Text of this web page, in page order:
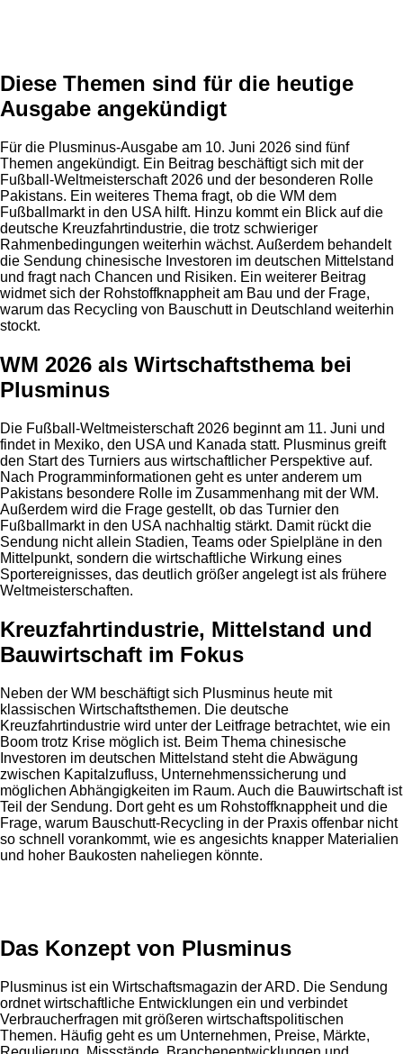
Diese Themen sind für die heutige
Ausgabe angekündigt
Für die Plusminus-Ausgabe am 10. Juni 2026 sind fünf
Themen angekündigt. Ein Beitrag beschäftigt sich mit der
Fußball-Weltmeisterschaft 2026 und der besonderen Rolle
Pakistans. Ein weiteres Thema fragt, ob die WM dem
Fußballmarkt in den USA hilft. Hinzu kommt ein Blick auf die
deutsche Kreuzfahrtindustrie, die trotz schwieriger
Rahmenbedingungen weiterhin wächst. Außerdem behandelt
die Sendung chinesische Investoren im deutschen Mittelstand
und fragt nach Chancen und Risiken. Ein weiterer Beitrag
widmet sich der Rohstoffknappheit am Bau und der Frage,
warum das Recycling von Bauschutt in Deutschland weiterhin
stockt.
WM 2026 als Wirtschaftsthema bei
Plusminus
Die Fußball-Weltmeisterschaft 2026 beginnt am 11. Juni und
findet in Mexiko, den USA und Kanada statt. Plusminus greift
den Start des Turniers aus wirtschaftlicher Perspektive auf.
Nach Programminformationen geht es unter anderem um
Pakistans besondere Rolle im Zusammenhang mit der WM.
Außerdem wird die Frage gestellt, ob das Turnier den
Fußballmarkt in den USA nachhaltig stärkt. Damit rückt die
Sendung nicht allein Stadien, Teams oder Spielpläne in den
Mittelpunkt, sondern die wirtschaftliche Wirkung eines
Sportereignisses, das deutlich größer angelegt ist als frühere
Weltmeisterschaften.
Kreuzfahrtindustrie, Mittelstand und
Bauwirtschaft im Fokus
Neben der WM beschäftigt sich Plusminus heute mit
klassischen Wirtschaftsthemen. Die deutsche
Kreuzfahrtindustrie wird unter der Leitfrage betrachtet, wie ein
Boom trotz Krise möglich ist. Beim Thema chinesische
Investoren im deutschen Mittelstand steht die Abwägung
zwischen Kapitalzufluss, Unternehmenssicherung und
möglichen Abhängigkeiten im Raum. Auch die Bauwirtschaft ist
Teil der Sendung. Dort geht es um Rohstoffknappheit und die
Frage, warum Bauschutt-Recycling in der Praxis offenbar nicht
so schnell vorankommt, wie es angesichts knapper Materialien
und hoher Baukosten naheliegen könnte.
Das Konzept von Plusminus
Plusminus ist ein Wirtschaftsmagazin der ARD. Die Sendung
ordnet wirtschaftliche Entwicklungen ein und verbindet
Verbraucherfragen mit größeren wirtschaftspolitischen
Themen. Häufig geht es um Unternehmen, Preise, Märkte,